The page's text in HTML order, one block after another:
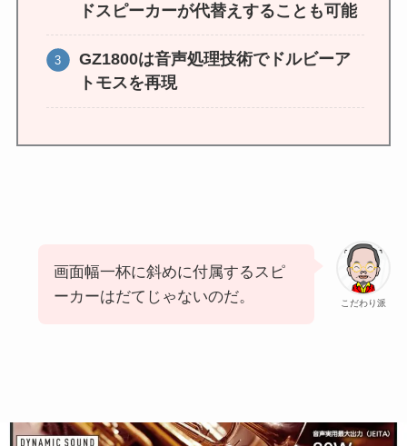
ドスピーカーが代替えすることも可能
GZ1800は音声処理技術でドルビーア
トモスを再現
こだわり派
画面幅一杯に斜めに付属するスピ
ーカーはだてじゃないのだ。